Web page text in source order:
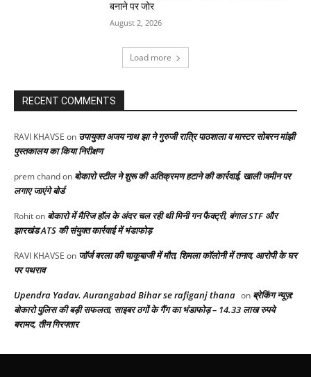
बनाने पर जोर
August 2, 2026
Load more
RECENT COMMENTS
RAVI KHAVSE on उपायुक्त अजय नाथ झा ने गुरुजी रात्रि पाठशाला व मास्टर सोबरन मांझी
पुस्तकालय का किया निरीक्षण
prem chandon बोकारो स्टील ने शुरू की अतिक्रमण हटाने की कार्रवाई, खाली जमीन पर
लगाए जाएंगे बोर्ड
Rohiton बोकारो में मैरिज हॉल के अंदर चल रही थी मिनी गन फैक्ट्री, बंगाल STF और
झारखंड ATS की संयुक्त कार्रवाई में भंडाफोड़
RAVI KHAVSE on जॉर्ज बरला की चाकूबाजी में मौत, शिमला कॉलोनी में तनाव, आरोपी के घर
पर पथराव
Upendra Yadav. Aurangabad Bihar se rafiganj thana on ब्रेकिंग न्यूज़:
बोकारो पुलिस की बड़ी सफलता, साइबर ठगों के गैंग का भंडाफोड़ – 14.33 लाख रुपये
बरामद, तीन गिरफ्तार